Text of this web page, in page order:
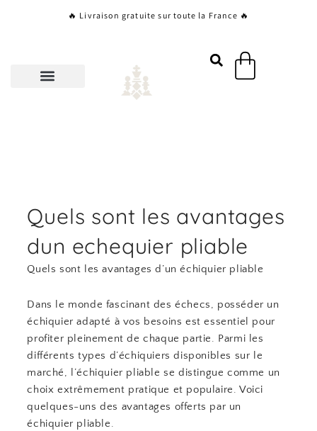
🔥 Livraison gratuite sur toute la France 🔥
Panier
Quels sont les avantages
dun echequier pliable
Quels sont les avantages d’un échiquier pliable
Dans le monde fascinant des échecs, posséder un
échiquier adapté à vos besoins est essentiel pour
profiter pleinement de chaque partie. Parmi les
différents types d’échiquiers disponibles sur le
marché, l’échiquier pliable se distingue comme un
choix extrêmement pratique et populaire. Voici
quelques-uns des avantages offerts par un
échiquier pliable.